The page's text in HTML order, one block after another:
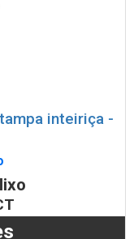
inteiriça -